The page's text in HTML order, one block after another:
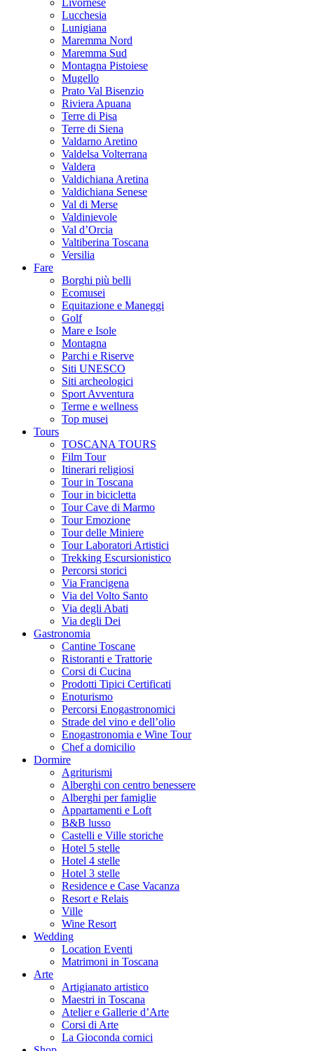
Livornese
Lucchesia
Lunigiana
Maremma Nord
Maremma Sud
Montagna Pistoiese
Mugello
Prato Val Bisenzio
Riviera Apuana
Terre di Pisa
Terre di Siena
Valdarno Aretino
Valdelsa Volterrana
Valdera
Valdichiana Aretina
Valdichiana Senese
Val di Merse
Valdinievole
Val d’Orcia
Valtiberina Toscana
Versilia
Fare
Borghi più belli
Ecomusei
Equitazione e Maneggi
Golf
Mare e Isole
Montagna
Parchi e Riserve
Siti UNESCO
Siti archeologici
Sport Avventura
Terme e wellness
Top musei
Tours
TOSCANA TOURS
Film Tour
Itinerari religiosi
Tour in Toscana
Tour in bicicletta
Tour Cave di Marmo
Tour Emozione
Tour delle Miniere
Tour Laboratori Artistici
Trekking Escursionistico
Percorsi storici
Via Francigena
Via del Volto Santo
Via degli Abati
Via degli Dei
Gastronomia
Cantine Toscane
Ristoranti e Trattorie
Corsi di Cucina
Prodotti Tipici Certificati
Enoturismo
Percorsi Enogastronomici
Strade del vino e dell’olio
Enogastronomia e Wine Tour
Chef a domicilio
Dormire
Agriturismi
Alberghi con centro benessere
Alberghi per famiglie
Appartamenti e Loft
B&B lusso
Castelli e Ville storiche
Hotel 5 stelle
Hotel 4 stelle
Hotel 3 stelle
Residence e Case Vacanza
Resort e Relais
Ville
Wine Resort
Wedding
Location Eventi
Matrimoni in Toscana
Arte
Artigianato artistico
Maestri in Toscana
Atelier e Gallerie d’Arte
Corsi di Arte
La Gioconda cornici